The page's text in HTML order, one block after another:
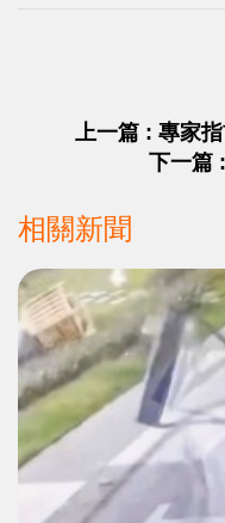
上一篇 : 專家
下一篇
相關新聞